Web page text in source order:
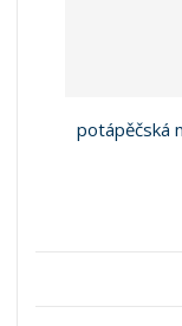
potápěčská